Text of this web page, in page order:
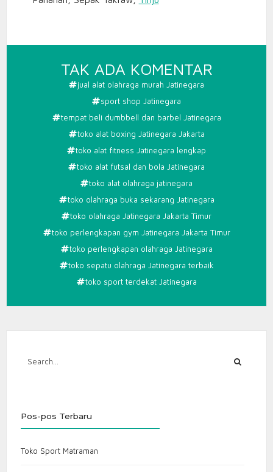
TAK ADA KOMENTAR
jual alat olahraga murah Jatinegara
sport shop Jatinegara
tempat beli dumbbell dan barbel Jatinegara
toko alat boxing Jatinegara Jakarta
toko alat fitness Jatinegara lengkap
toko alat futsal dan bola Jatinegara
toko alat olahraga jatinegara
toko olahraga buka sekarang Jatinegara
toko olahraga Jatinegara Jakarta Timur
toko perlengkapan gym Jatinegara Jakarta Timur
toko perlengkapan olahraga Jatinegara
toko sepatu olahraga Jatinegara terbaik
toko sport terdekat Jatinegara
Pos-pos Terbaru
Toko Sport Matraman